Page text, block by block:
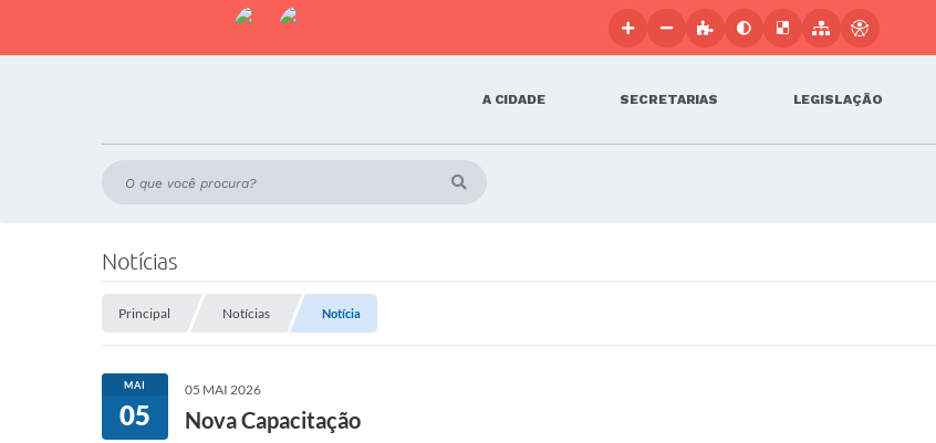
A CIDADE SECRETARIAS LEGISLAÇÃO
Notícias
Principal Notícias Notícia
MAI
05
05 MAI 2026
Nova Capacitação